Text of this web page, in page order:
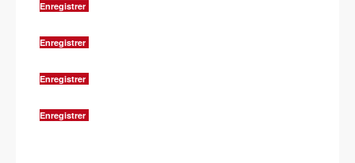
Enregistrer
Enregistrer
Enregistrer
Enregistrer